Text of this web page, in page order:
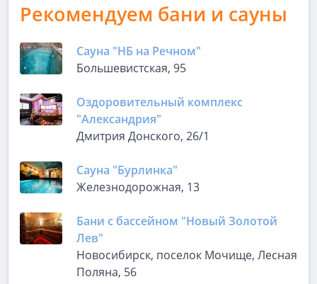
Рекомендуем бани и сауны
Сауна "НБ на Речном"
Большевистская, 95
Оздоровительный комплекс
"Александрия"
Дмитрия Донского, 26/1
Сауна "Бурлинка"
Железнодорожная, 13
Бани с бассейном "Новый Золотой
Лев"
Новосибирск, поселок Мочище, Лесная
Поляна, 56